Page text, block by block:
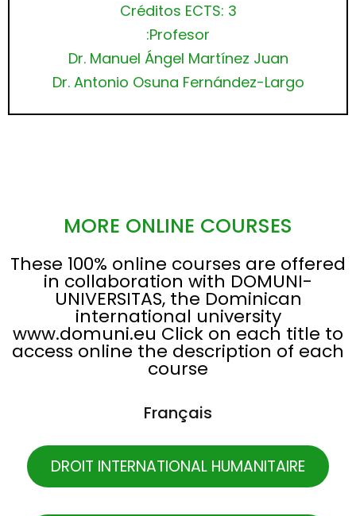
Créditos ECTS: 3
Profesor:
Dr. Manuel Ángel Martínez Juan
Dr. Antonio Osuna Fernández-Largo
MORE ONLINE COURSES
These 100% online courses are offered
in collaboration with DOMUNI-
UNIVERSITAS, the Dominican
international university
www.domuni.eu Click on each title to
access online the description of each
course
Français
DROIT INTERNATIONAL HUMANITAIRE